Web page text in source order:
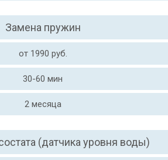
Замена пружин
от 1990 руб.
30-60 мин
2 месяца
(датчика уровня воды)